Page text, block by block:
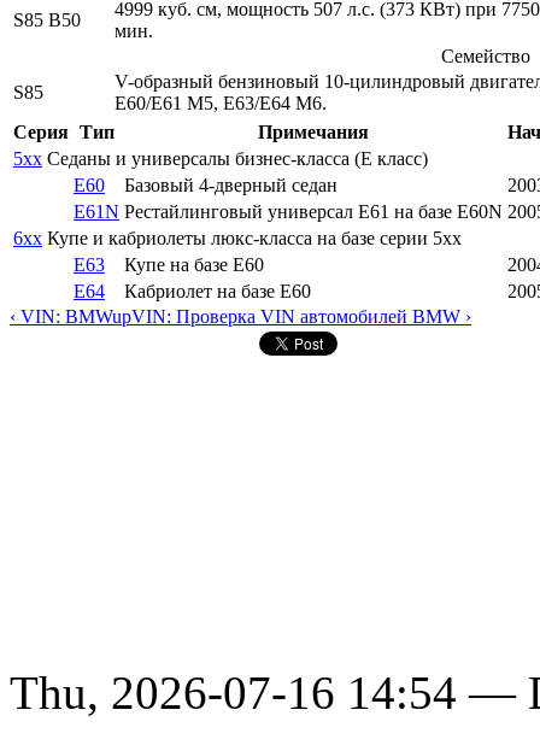
S85 B50
4999 куб. см, мощность 507 л.с. (373 КВт) при
мин.
Семейство
S85
V-образный бензиновый 10-цилиндровый
E60/E61 M5, E63/E64 M6.
Серия Тип Примечания
5xx Седаны и универсалы бизнес-класса (E класс)
E60
Базовый 4-дверный седан
E61N Рестайлинговый универсал E61 на базе E60N
6xx Купе и кабриолеты люкс-класса на базе серии 5xx
E63
Купе на базе E60
E64
Кабриолет на базе E60
‹ VIN: BMWupVIN: Проверка VIN автомобилей BMW ›
Thu, 2026-07-16 14:54 —